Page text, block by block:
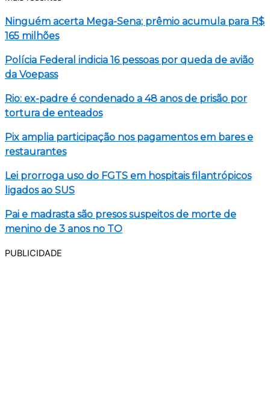
Ninguém acerta Mega-Sena; prêmio acumula para R$
165 milhões
Polícia Federal indicia 16 pessoas por queda de avião
da Voepass
Rio: ex-padre é condenado a 48 anos de prisão por
tortura de enteados
Pix amplia participação nos pagamentos em bares e
restaurantes
Lei prorroga uso do FGTS em hospitais filantrópicos
ligados ao SUS
Pai e madrasta são presos suspeitos de morte de
menino de 3 anos no TO
PUBLICIDADE